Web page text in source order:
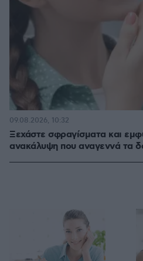
Ξεχάστε σφραγίσματα και
ανακάλυψη που αναγεννά τα
09.08.2026, 10:32